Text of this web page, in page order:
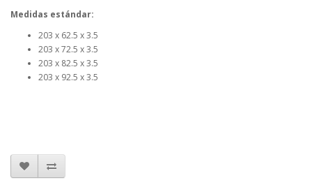
Medidas estándar:
203 x 62.5 x 3.5
203 x 72.5 x 3.5
203 x 82.5 x 3.5
203 x 92.5 x 3.5